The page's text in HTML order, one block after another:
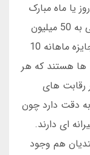
یا ماه مبارک
رمضان برگزار می شوند و جوایز آن ها گاهی به 50 میلیون
تومان هم می رسد. مسابقات چهاربرگ با جایزه ماهانه 10
ها هستند که هر
رقابت های
به دقت دارد چون
ای دارند.
هم وجود